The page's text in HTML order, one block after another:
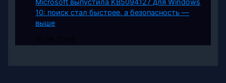
10: поиск стал быстрее, а безопасность —
выше